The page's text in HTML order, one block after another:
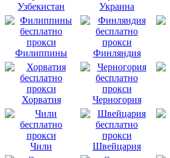
Узбекистан Украина
Филиппины Финляндия
Хорватия Черногория
Чили Швейцария